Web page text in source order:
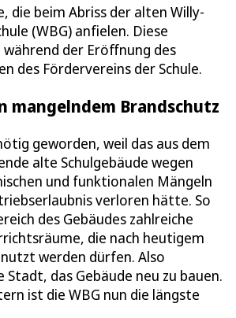
die beim Abriss der alten Willy-
(WBG) anfielen. Diese
der Eröffnung des
des Fördervereins der Schule.
mangelndem Brandschutz
geworden, weil das aus dem
alte Schulgebäude wegen
und funktionalen Mängeln
verloren hätte. So
des Gebäudes zahlreiche
die nach heutigem
werden dürfen. Also
Stadt, das Gebäude neu zu bauen.
ist die WBG nun die längste